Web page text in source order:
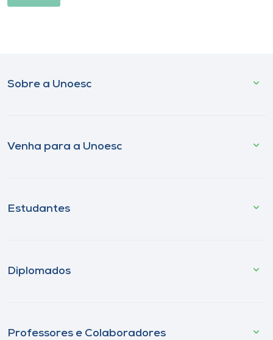
Sobre a Unoesc
Venha para a Unoesc
Estudantes
Diplomados
Professores e Colaboradores